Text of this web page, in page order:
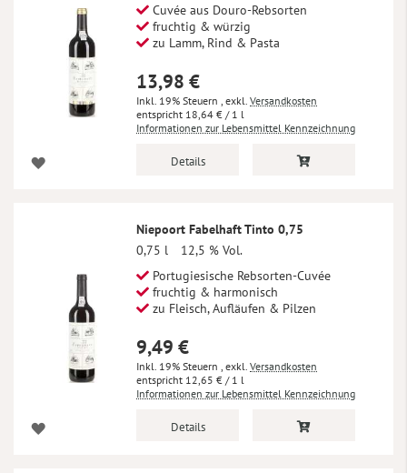
Cuvée aus Douro-Rebsorten
fruchtig & würzig
zu Lamm, Rind & Pasta
13,98 €
Inkl. 19% Steuern exkl. Versandkosten
18,64 € / 1 l
Informationen zur Lebensmittel Kennzeichnung
Details
Niepoort Fabelhaft Tinto 0,75
0,75 l
12,5 % Vol.
Portugiesische Rebsorten-Cuvée
fruchtig & harmonisch
zu Fleisch, Aufläufen & Pilzen
9,49 €
Inkl. 19% Steuern exkl. Versandkosten
12,65 € / 1 l
Informationen zur Lebensmittel Kennzeichnung
Details